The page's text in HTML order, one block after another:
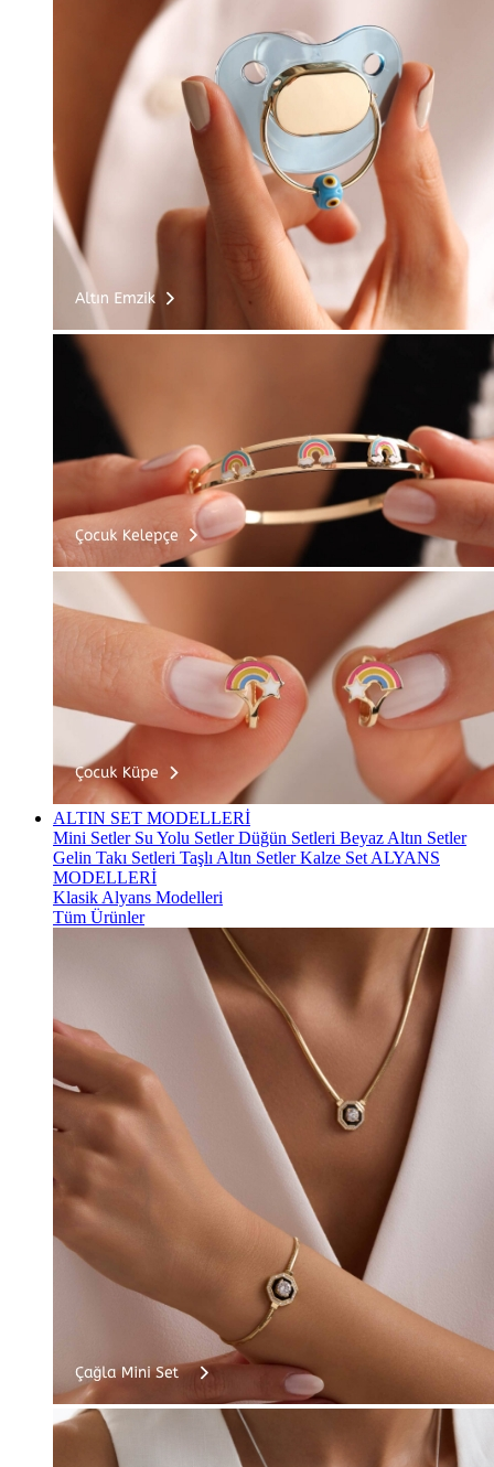
ALTIN SET MODELLERİ
Mini Setler Su Yolu SetlerDüğün Setleri Beyaz Altın Setler
Gelin Takı Setleri Taşlı Altın SetlerKalze Set ALYANS
MODELLERİ
Klasik Alyans Modelleri
Tüm Ürünler